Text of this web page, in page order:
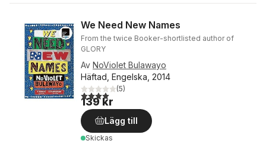
We Need New Names
From the twice Booker-shortlisted author of
GLORY
Av NoViolet Bulawayo
Häftad, Engelska, 2014
4,0utav 5 stjärnor. Totalt antal röster:
(5)
139 kr
Lägg till
Skickas